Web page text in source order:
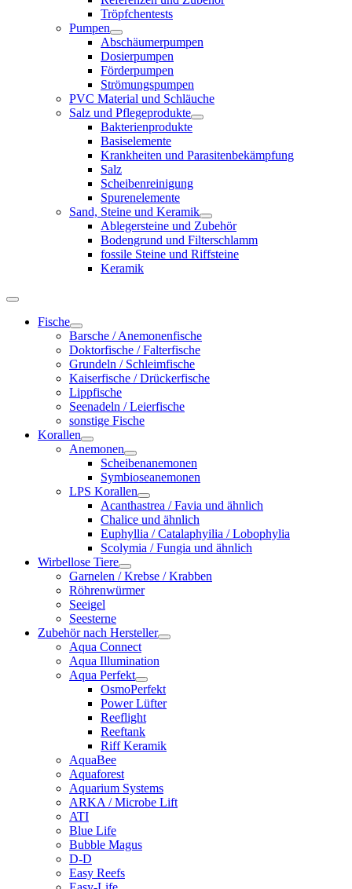
Tröpfchentests
Pumpen
Abschäumerpumpen
Dosierpumpen
Förderpumpen
Strömungspumpen
PVC Material und Schläuche
Salz und Pflegeprodukte
Bakterienprodukte
Basiselemente
Krankheiten und Parasitenbekämpfung
Salz
Scheibenreinigung
Spurenelemente
Sand, Steine und Keramik
Ablegersteine und Zubehör
Bodengrund und Filterschlamm
fossile Steine und Riffsteine
Keramik
Fische
Barsche / Anemonenfische
Doktorfische / Falterfische
Grundeln / Schleimfische
Kaiserfische / Drückerfische
Lippfische
Seenadeln / Leierfische
sonstige Fische
Korallen
Anemonen
Scheibenanemonen
Symbioseanemonen
LPS Korallen
Acanthastrea / Favia und ähnlich
Chalice und ähnlich
Euphyllia / Catalaphyilia / Lobophylia
Scolymia / Fungia und ähnlich
Wirbellose Tiere
Garnelen / Krebse / Krabben
Röhrenwürmer
Seeigel
Seesterne
Zubehör nach Hersteller
Aqua Connect
Aqua Illumination
Aqua Perfekt
OsmoPerfekt
Power Lüfter
Reeflight
Reeftank
Riff Keramik
AquaBee
Aquaforest
Aquarium Systems
ARKA / Microbe Lift
ATI
Blue Life
Bubble Magus
D-D
Easy Reefs